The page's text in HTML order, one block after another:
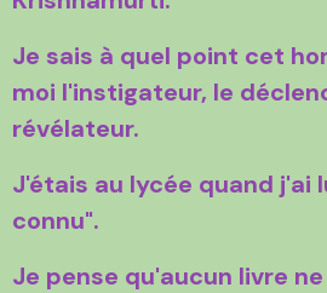
Je sais à quel point cet
moi l'instigateur, le
révélateur.
J'étais au lycée quand j'ai
connu".
Je pense qu'aucun livre